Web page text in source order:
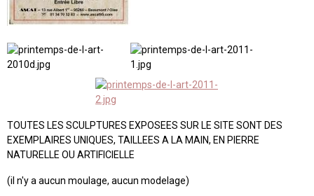
TOUTES LES SCULPTURES EXPOSEES SUR LE SITE SONT DES
EXEMPLAIRES UNIQUES, TAILLEES A LA MAIN, EN PIERRE
NATURELLE OU ARTIFICIELLE
(il n'y a aucun moulage, aucun modelage)